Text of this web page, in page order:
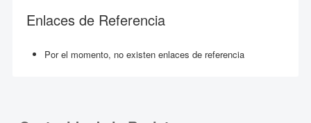
Enlaces de Referencia
Por el momento, no existen enlaces de referencia